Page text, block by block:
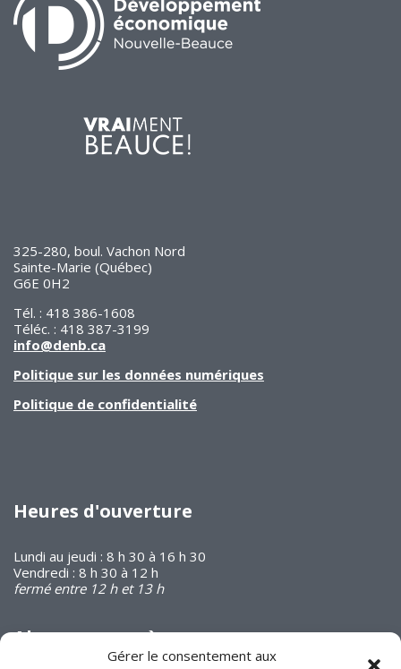
Gérer le consentement aux
325-280, boul. Vachon Nord
Sainte-Marie (Québec)
G6E 0H2
Tél. : 418 386-1608
Téléc. : 418 387-3199
info@denb.ca
Politique sur les données numériques
Politique de confidentialité
Heures d'ouverture
Lundi au jeudi : 8 h 30 à 16 h 30
Vendredi : 8 h 30 à 12 h
fermé entre 12 h et 13 h
Abonnez-vous à
notre infolettre